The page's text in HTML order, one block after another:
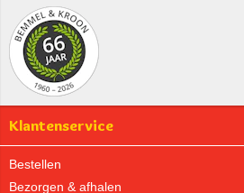
Klantenservice
Bestellen
Bezorgen & afhalen